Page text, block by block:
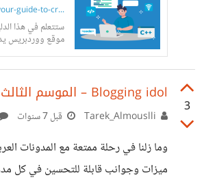
guide-to-cr...
ستتعلم في هذا
موقع ووردبريس
هذا الدليل يخاطب
3
Blogging idol – الموسم الثالث
قبل 7 سنوات
وما زلنا في رحلة ممتعة مع المدونات
ميزات وجوانب قابلة للتحسين في كل